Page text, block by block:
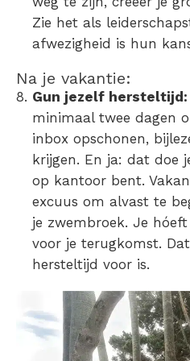
Zie het als
afwezigheid is hun
Na je vakantie:
Gun jezelf hersteltijd:
minimaal twee dagen
inbox opschonen,
krijgen. En ja: dat doe
op kantoor bent.
excuus om alvast te
je zwembroek. Je
voor je terugkomst.
hersteltijd voor is.